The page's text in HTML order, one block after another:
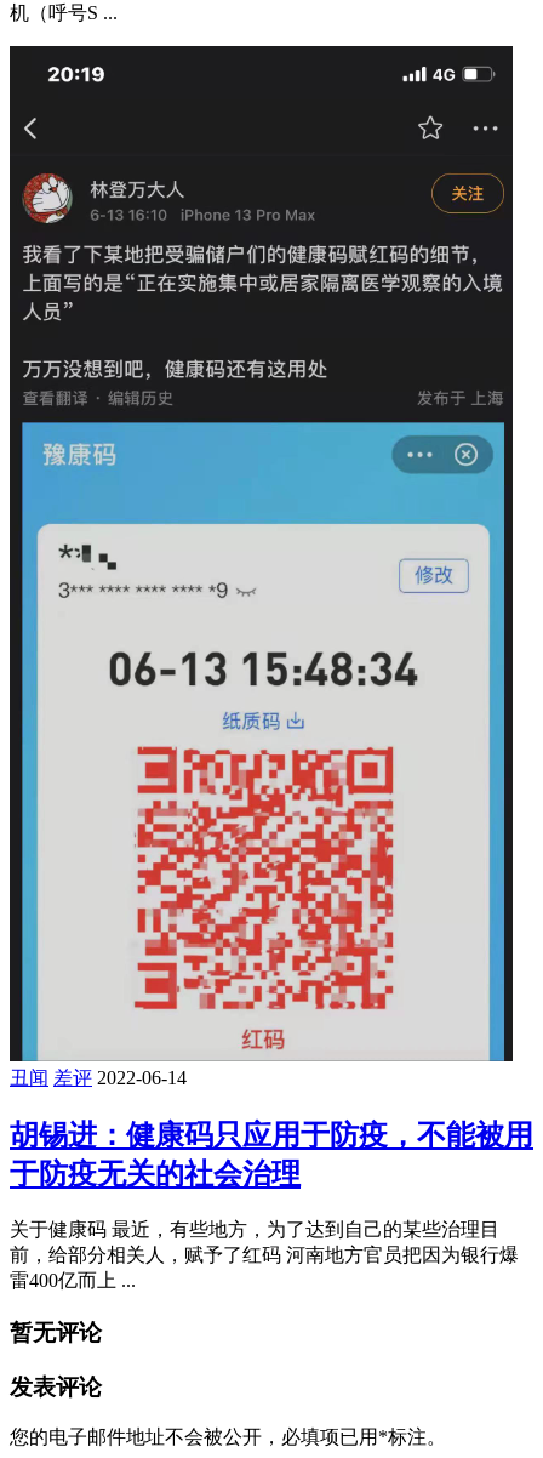
机（呼号S ...
丑闻 差评 2022-06-14
胡锡进：健康码只应用于防疫，不能被用
于防疫无关的社会治理
关于健康码 最近，有些地方，为了达到自己的某些治理目
前，给部分相关人，赋予了红码 河南地方官员把因为银行爆
雷400亿而上 ...
暂无评论
发表评论
您的电子邮件地址不会被公开， 必填项已用 *标注。